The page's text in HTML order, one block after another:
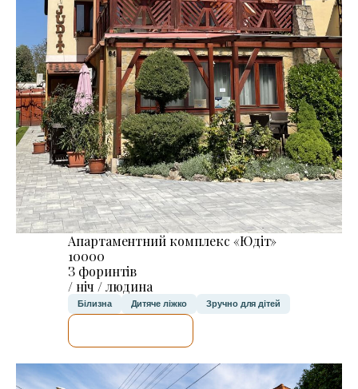
Апартаментний комплекс «Юдіт»
10000
З форинтів
/ ніч / людина
Білизна Дитяче ліжко Зручно для дітей